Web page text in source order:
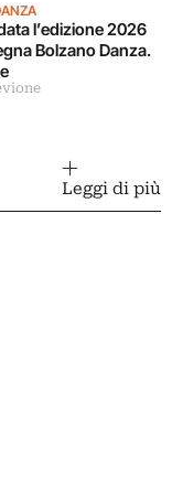
l’edizione 2026
Bolzano Danza.
Leggi di più